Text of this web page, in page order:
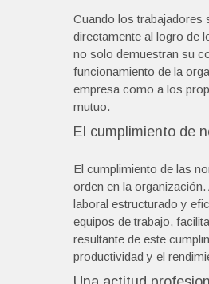
Cuando los trabajadores
directamente al logro de
no solo demuestran su
funcionamiento de la
empresa como a los
mutuo.
El cumplimiento de
El cumplimiento de las
orden en la
laboral estructurado y
equipos de trabajo,
resultante de este
productividad y el